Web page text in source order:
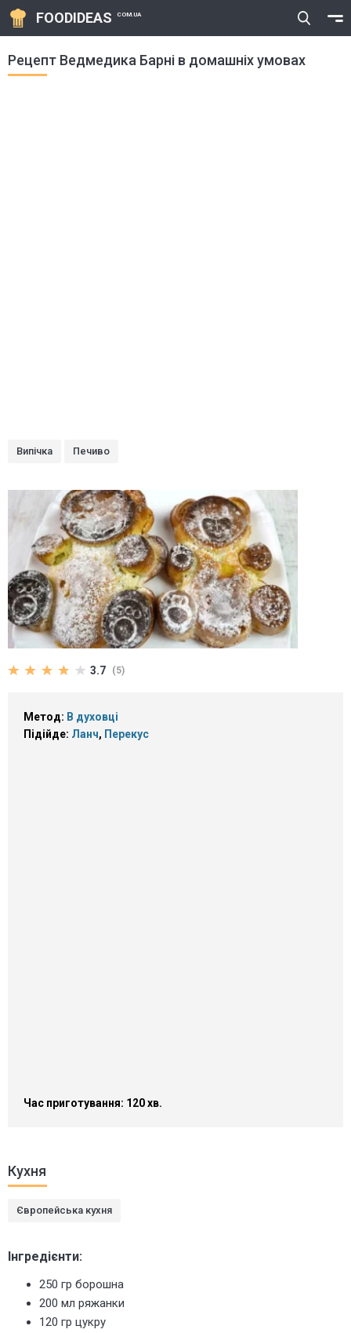
FOODIDEAS COM.UA
Рецепт Ведмедика Барні в домашніх умовах
Випічка Печиво
3.7 (5)
Метод: В духовці
Підійде: Ланч, Перекус
Час приготування: 120 хв.
Кухня
Європейська кухня
Інгредієнти:
250 гр борошна
200 мл ряжанки
120 гр цукру